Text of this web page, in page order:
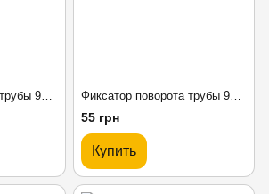
Фиксатор поворота трубы 90 Rehau Rautitan 20 Фиксатор поворота трубы 90 Rehau Rautitan 16/17
55 грн
Купить